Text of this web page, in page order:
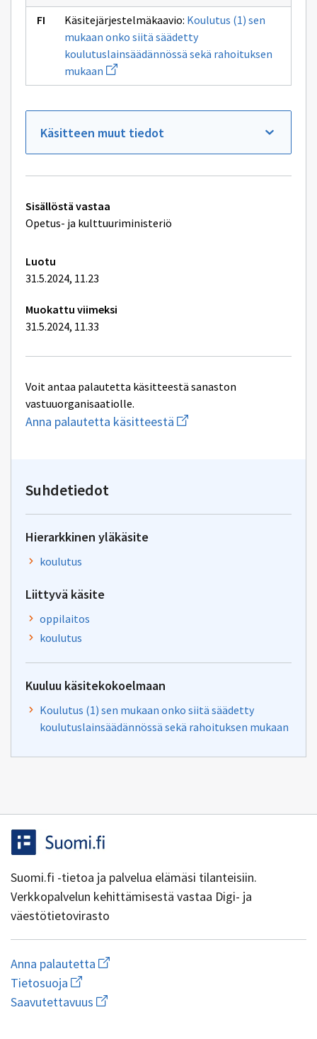
Käsitejärjestelmäkaavio: Koulutus (1) sen
mukaan onko siitä säädetty
koulutuslainsäädännössä sekä rahoituksen
mukaan Avaa
uuden
ikkunan
Koulutus
sen
onko
säädetty
sekä
rahoituksen
mukaan
Käsitteen muut tiedot
Tekniset
lisätiedot
Sisällöstä vastaa
Opetus- ja kulttuuriministeriö
Luotu
31.5.2024, 11.23
Muokattu viimeksi
31.5.2024, 11.33
Voit antaa palautetta käsitteestä sanaston
vastuuorganisaatiolle.
Anna palautetta käsitteestä Aloita
uuden
Suhdetiedot
Hierarkkinen yläkäsite
koulutus
Liittyvä käsite
oppilaitos
koulutus
Kuuluu käsitekokoelmaan
Koulutus (1) sen mukaan onko siitä säädetty
koulutuslainsäädännössä sekä rahoituksen mukaan
Suomi.fi -tietoa ja palvelua elämäsi tilanteisiin.
Verkkopalvelun kehittämisestä vastaa Digi- ja
väestötietovirasto
Anna palautetta Aloita
uuden
kirjoitus
osoitteeseen
Tietosuoja Avaa
linkki
uuteen
Saavutettavuus Avaa
linkki